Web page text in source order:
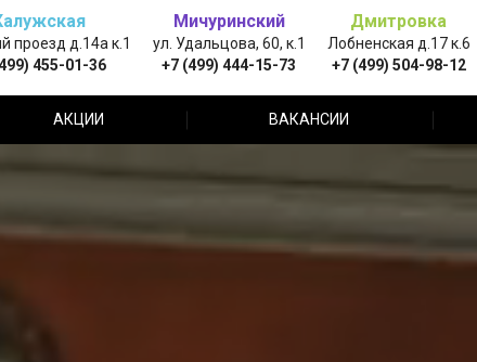
проезд д.14а к.1
455-01-36
Мичуринский
ул. Удальцова, 60, к.1
+7 (499) 444-15-73
Дмитровка
Лобненская д.17 к.6
+7 (499) 504-98-12
АКЦИИ ВАКАНСИИ